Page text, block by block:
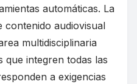
automáticas. La
contenido audiovisual
multidisciplinaria
que integren todas las
a exigencias